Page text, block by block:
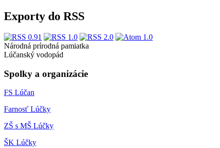
Exporty do RSS
Národná prírodná pamiatka
Lúčanský vodopád
Spolky a organizácie
FS Lúčan
Farnosť Lúčky
ZŠ s MŠ Lúčky
ŠK Lúčky